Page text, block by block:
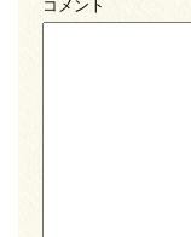
コメント